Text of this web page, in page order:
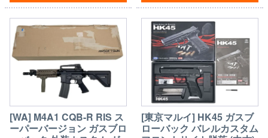
[WA] M4A1 CQB-R RIS ス
ーパーバージョン ガスブロ
[東京マルイ] HK45 ガスブ
ローバック バレルカスタム